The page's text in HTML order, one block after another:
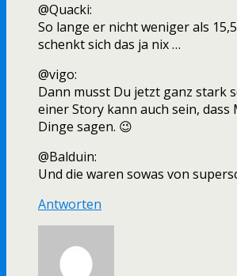
@Quacki:
So lange er nicht weniger als
schenkt sich das ja nix …
@vigo:
Dann musst Du jetzt ganz stark
einer Story kann auch sein, dass
Dinge sagen. 😉
@Balduin:
Und die waren sowas von
Antworten